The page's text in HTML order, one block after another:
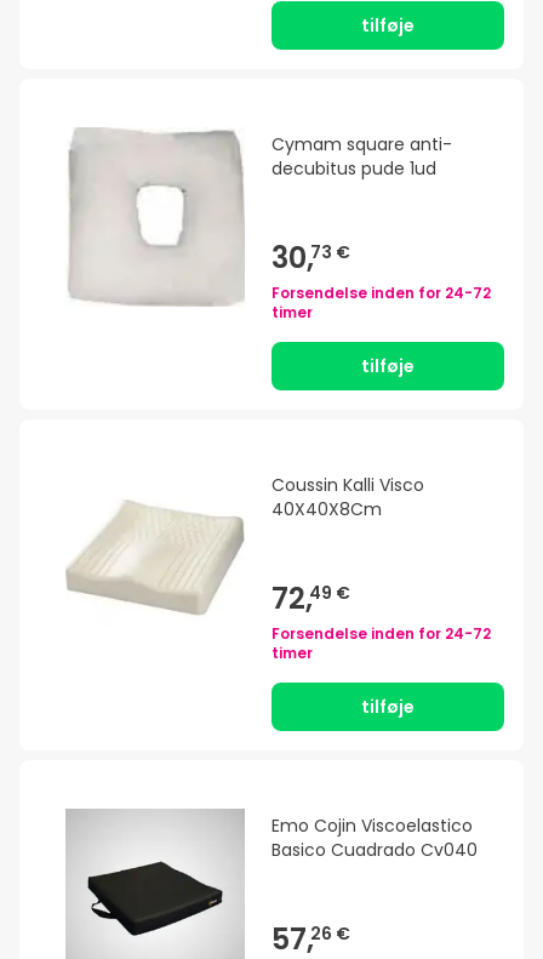
tilføje
Cymam square anti-
decubitus pude 1ud
30,73 €
Forsendelse inden for 24-72
timer
tilføje
Coussin Kalli Visco
40X40X8Cm
72,49 €
Forsendelse inden for 24-72
timer
tilføje
Emo Cojin Viscoelastico
Basico Cuadrado Cv040
57,26 €